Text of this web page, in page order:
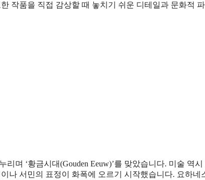
작품을 직접 감상할 때 놓치기 쉬운 디테일과 문화적
며 ‘황금시대(Gouden Eeuw)’를 맞았습니다. 미술 역시
나 서민의 표정이 화폭에 오르기 시작했습니다. 요하네